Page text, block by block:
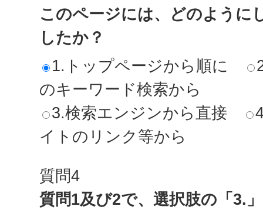
このページには、どのように
したか？
1.トップページから順に
のキーワード検索から
3.検索エンジンから直接
イトのリンク等から
質問4
質問1及び2で、選択肢の「3.